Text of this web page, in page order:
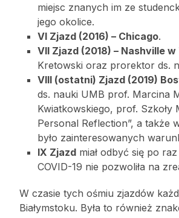
miejsc znanych im ze
jego okolice.
VI Zjazd (2016) – Chicago.
VII Zjazd (2018) – Nashville
Kretowski oraz prorektor ds.
VIII (ostatni) Zjazd (2019)
ds. nauki UMB prof. Marcina
Kwiatkowskiego, prof. Szkoły
Personal Reflection”, a także
było zainteresowanych
IX Zjazd miał odbyć się po
COVID-19 nie pozwoliła na
W czasie tych ośmiu zjazdów
Białymstoku. Była to również